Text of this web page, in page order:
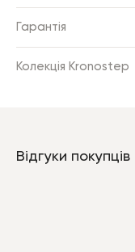
Гарантія
Колекція Kronostep
Відгуки покупців